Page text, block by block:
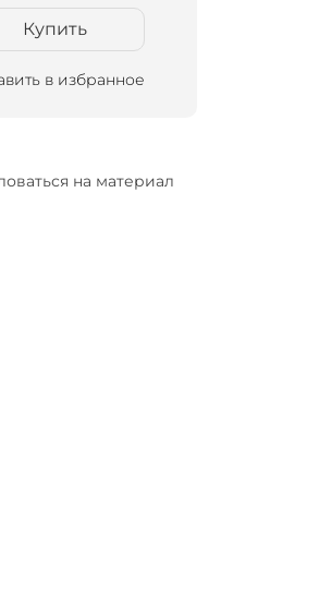
Купить
в избранное
на материал